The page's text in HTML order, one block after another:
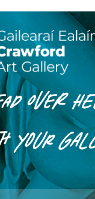
OVER
YOUR